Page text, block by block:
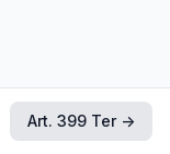
Art. 399 Ter →